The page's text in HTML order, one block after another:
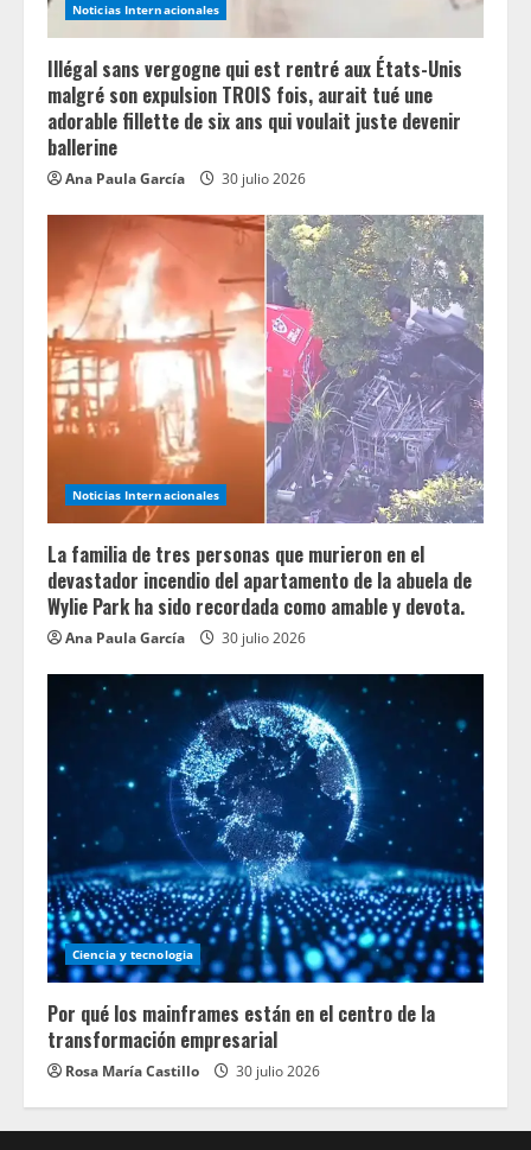
Noticias Internacionales
Illégal sans vergogne qui est rentré aux États-Unis
malgré son expulsion TROIS fois, aurait tué une
adorable fillette de six ans qui voulait juste devenir
ballerine
Ana Paula García 30 julio 2026
Noticias Internacionales
La familia de tres personas que murieron en el
devastador incendio del apartamento de la abuela de
Wylie Park ha sido recordada como amable y devota.
Ana Paula García 30 julio 2026
Ciencia y tecnologia
Por qué los mainframes están en el centro de la
transformación empresarial
Rosa María Castillo 30 julio 2026